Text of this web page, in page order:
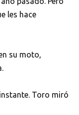
les hace
su moto,
Toro miró